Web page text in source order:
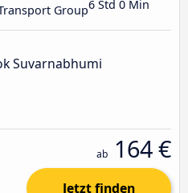
Group6 Std 0 Min
Suvarnabhumi
ab 164 €
Jetzt finden